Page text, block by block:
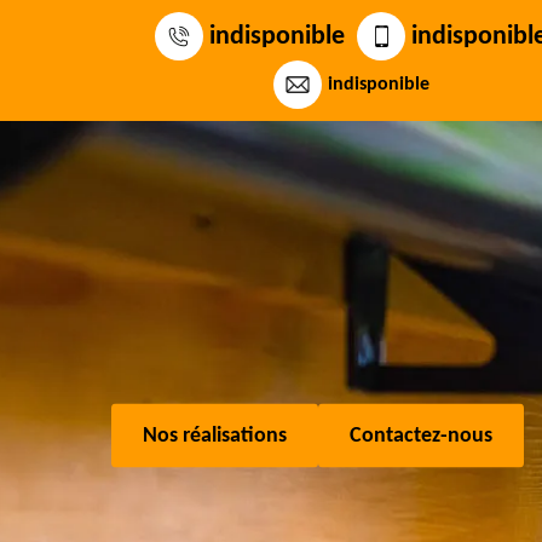
indisponible
indisponible
Nos réalisations Contactez-nous